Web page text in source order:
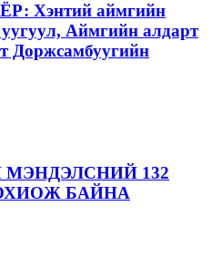
Хэнтий аймгийн
Аймгийн алдарт
Доржсамбуугийн
132
БАЙНА